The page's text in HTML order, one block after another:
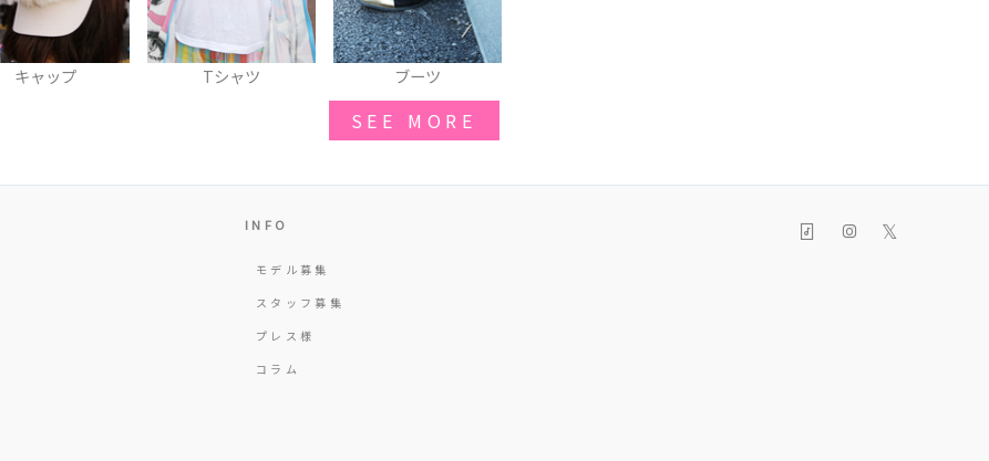
Tシャツ ブーツ リュック
SEE MORE
INFO
モデル募集
スタッフ募集
プレス様
コラム
𝕏